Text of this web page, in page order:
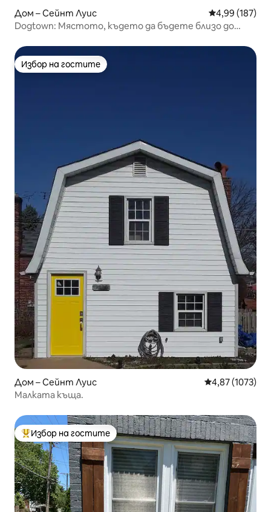
Дом – Сейнт Луис Средна
4,99 (187)
Dogtown: Мястото, където да бъдете близо до
Избор на гостите
Избор на гостите
Дом – Сейнт Луис Средна
4,87 (1073)
Малката къща.
Най-популярен избор на гостите
Избор на гостите